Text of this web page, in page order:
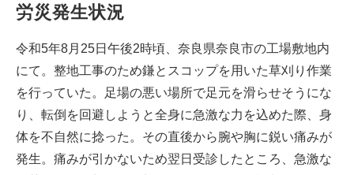
労災発生状況
令和5年8月25日午後2時頃、奈良県奈良市の工場敷地内
にて。整地工事のため鎌とスコップを用いた草刈り作業
を行っていた。足場の悪い場所で足元を滑らせそうにな
り、転倒を回避しようと全身に急激な力を込めた際、身
体を不自然に捻った。その直後から腕や胸に鋭い痛みが
発生。痛みが引かないため翌日受診したところ、急激な